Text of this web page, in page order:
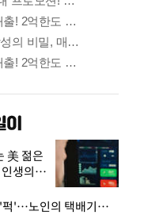
美 젊은
생의
· 엘베 문 열리자 지팡이 '퍽'…노인의 택배기사 폭행 이유